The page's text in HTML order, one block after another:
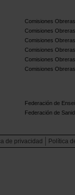
Comisiones
Comisiones
Comisiones
Comisiones
Comisiones
Comisiones
Federación de
Federación de
de privacidad Política